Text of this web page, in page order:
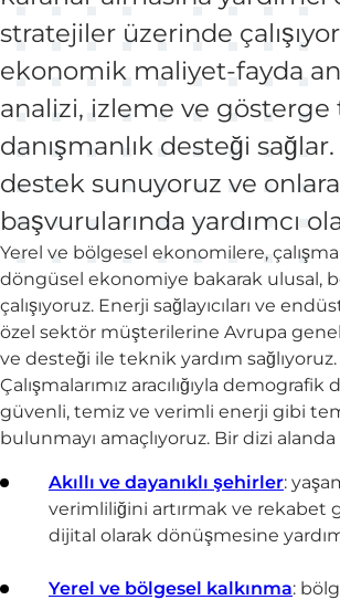
stratejiler üzerinde
ekonomik maliyet-fayda
analizi, izleme ve gösterge
danışmanlık desteği
destek sunuyoruz ve
başvurularında yardımcı
Yerel ve bölgesel ekonomilere,
döngüsel ekonomiye bakarak ulusal,
çalışıyoruz. Enerji sağlayıcıları ve
özel sektör müşterilerine Avrupa
ve desteği ile teknik yardım sağlıyoruz.
Çalışmalarımız aracılığıyla
güvenli, temiz ve verimli enerji gibi
bulunmayı amaçlıyoruz. Bir dizi alanda
Akıllı ve dayanıklı şehirler:
verimliliğini artırmak ve rekabet
dijital olarak dönüşmesine
Yerel ve bölgesel kalkınma: